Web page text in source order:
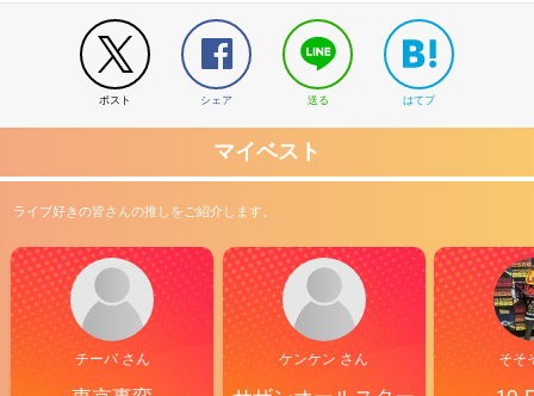
ポスト シェア 送る はてブ
マイベスト
ライブ好きの皆さんの推しをご紹介します。
チーバ さん ケンケン さん そそ